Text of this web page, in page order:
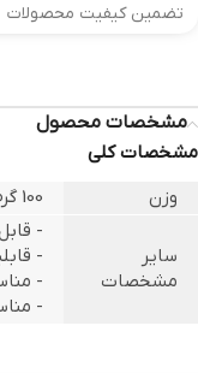
تضمین کیفیت محصولات
مشخصات محصول
مشخصات کلی
وزن
100 گرم
سایر
مشخصات
-
-
-
-